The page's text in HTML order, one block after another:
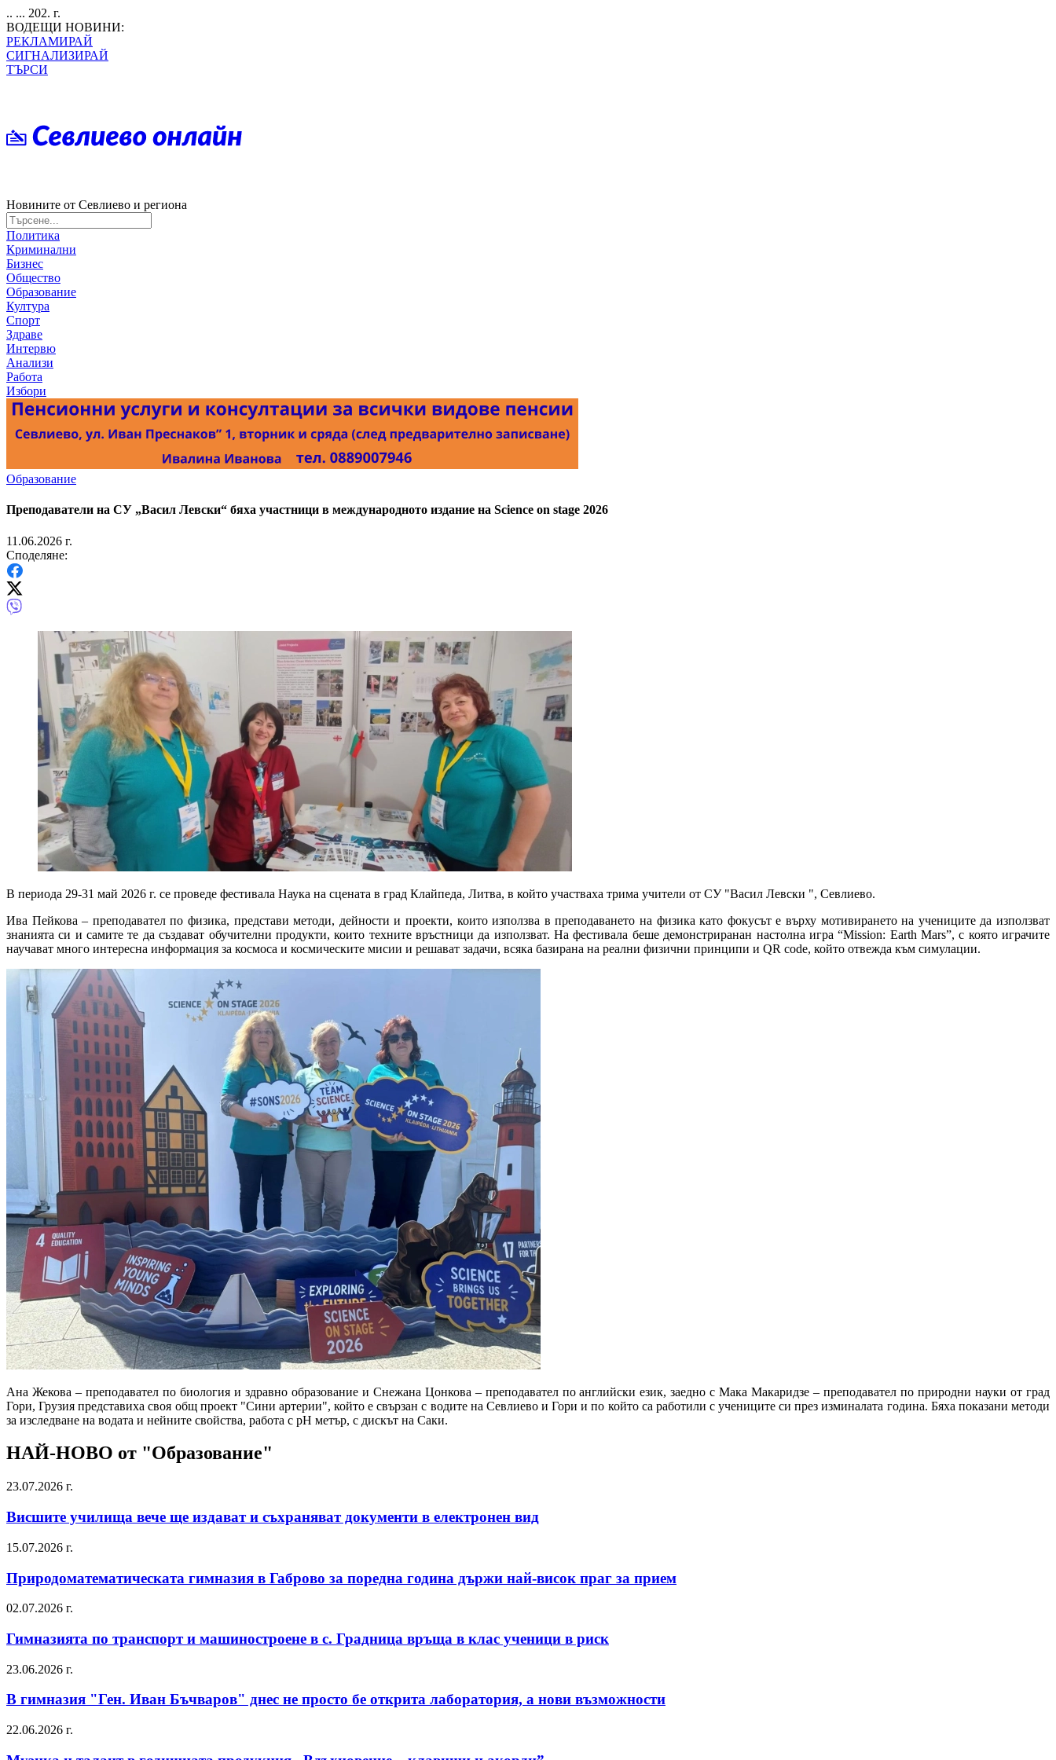
.. ... 202. г.
ВОДЕЩИ НОВИНИ:
РЕКЛАМИРАЙ
СИГНАЛИЗИРАЙ
ТЪРСИ
Новините от Севлиево и региона
Политика
Криминални
Бизнес
Общество
Образование
Култура
Спорт
Здраве
Интервю
Анализи
Работа
Избори
Образование
Преподаватели на СУ „Васил Левски“ бяха участници в международното издание на Science on stage 2026
11.06.2026 г.
Споделяне:
В периода 29-31 май 2026 г. се проведе фестивала Наука на сцената в град Клайпеда, Литва, в който участваха трима учители от СУ "Васил Левски ", Севлиево.
Ива Пейкова – преподавател по физика, представи методи, дейности и проекти, които използва в преподаването на физика като фокусъте върху мотивирането на учениците да използват
знанията си исамите те да създават обучителни продукти, които техните връстници да използват. Нафестивала беше демонстриранан настолна игра “Mission: Earth Mars”, с която играчите
научават много интересна информация за космоса и космическите мисии и решават задачи, всяка базирана на реални физични принципи и QR code, който отвежда към симулации.
Ана Жекова – преподавател по биология и здравно образованиеи Снежана Цонкова – преподавател по английски език,заедно с Мака Макаридзе – преподавател по природни наукиот град
Гори, Грузия представиха своя общ проект "Сини артерии", който е свързан с водите на Севлиево и Гори и по който са работили с учениците си през изминалата година. Бяха показани методи
за изследване на водата и нейните свойства, работа с pH метър, с дискът на Саки.
НАЙ-НОВО от "Образование"
23.07.2026 г.
Висшите училища вече ще издават и съхраняват документи в електронен вид
15.07.2026 г.
Природоматематическата гимназия в Габрово за поредна година държи най-висок праг за прием
02.07.2026 г.
Гимназията по транспорт и машиностроене в с. Градница връща в клас ученици в риск
23.06.2026 г.
В гимназия "Ген. Иван Бъчваров" днес не просто бе открита лаборатория, а нови възможности
22.06.2026 г.